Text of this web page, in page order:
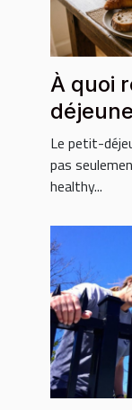
À quoi
local et
Le petit-
pas
healthy...